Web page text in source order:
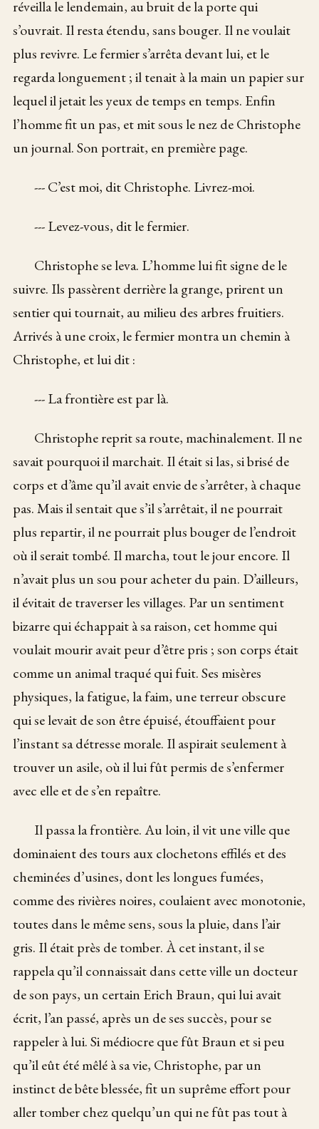
réveilla le lendemain, au bruit de la porte qui
s’ouvrait. Il resta étendu, sans bouger. Il ne voulait
plus revivre. Le fermier s’arrêta devant lui, et le
regarda longuement ; il tenait à la main un papier sur
lequel il jetait les yeux de temps en temps. Enfin
l’homme fit un pas, et mit sous le nez de Christophe
un journal. Son portrait, en première page.
--- C’est moi, dit Christophe. Livrez-moi.
--- Levez-vous, dit le fermier.
Christophe se leva. L’homme lui fit signe de le
suivre. Ils passèrent derrière la grange, prirent un
sentier qui tournait, au milieu des arbres fruitiers.
Arrivés à une croix, le fermier montra un chemin à
Christophe, et lui dit :
--- La frontière est par là.
Christophe reprit sa route, machinalement. Il ne
savait pourquoi il marchait. Il était si las, si brisé de
corps et d’âme qu’il avait envie de s’arrêter, à chaque
pas. Mais il sentait que s’il s’arrêtait, il ne pourrait
plus repartir, il ne pourrait plus bouger de l’endroit
où il serait tombé. Il marcha, tout le jour encore. Il
n’avait plus un sou pour acheter du pain. D’ailleurs,
il évitait de traverser les villages. Par un sentiment
bizarre qui échappait à sa raison, cet homme qui
voulait mourir avait peur d’être pris ; son corps était
comme un animal traqué qui fuit. Ses misères
physiques, la fatigue, la faim, une terreur obscure
qui se levait de son être épuisé, étouffaient pour
l’instant sa détresse morale. Il aspirait seulement à
trouver un asile, où il lui fût permis de s’enfermer
avec elle et de s’en repaître.
Il passa la frontière. Au loin, il vit une ville que
dominaient des tours aux clochetons effilés et des
cheminées d’usines, dont les longues fumées,
comme des rivières noires, coulaient avec monotonie,
toutes dans le même sens, sous la pluie, dans l’air
gris. Il était près de tomber. À cet instant, il se
rappela qu’il connaissait dans cette ville un docteur
de son pays, un certain Erich Braun, qui lui avait
écrit, l’an passé, après un de ses succès, pour se
rappeler à lui. Si médiocre que fût Braun et si peu
qu’il eût été mêlé à sa vie, Christophe, par un
instinct de bête blessée, fit un suprême effort pour
aller tomber chez quelqu’un qui ne fût pas tout à